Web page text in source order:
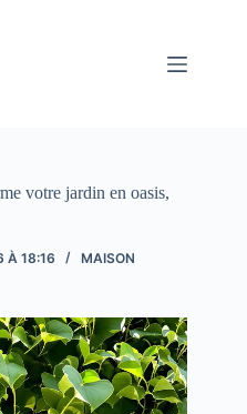
votre jardin en oasis,
À 18:16 MAISON